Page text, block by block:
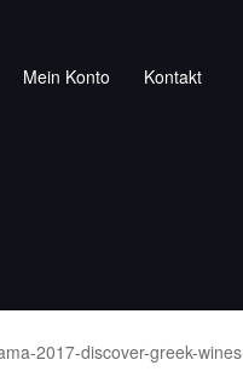
Mein Konto Kontakt
2017-discover-greek-wines